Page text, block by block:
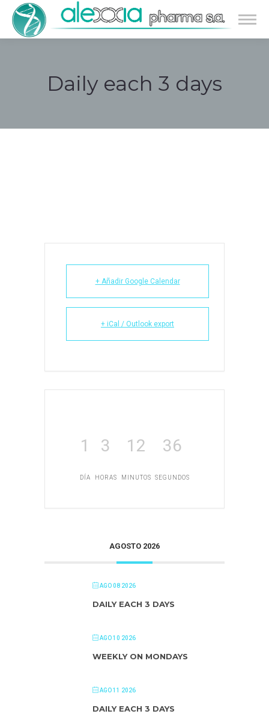
Daily each 3 days
+ Añadir Google Calendar
+ iCal / Outlook export
1
DÍA
3
HORAS
12
MINUTOS
35
SEGUNDOS
AGOSTO 2026
AGO 08 2026
DAILY EACH 3 DAYS
AGO 10 2026
WEEKLY ON MONDAYS
AGO 11 2026
DAILY EACH 3 DAYS